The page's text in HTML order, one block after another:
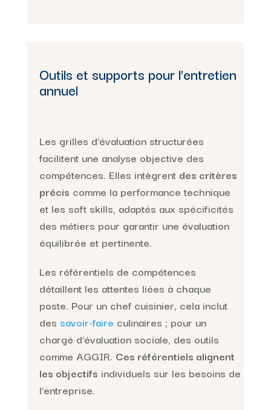
Outils et supports pour l’entretien
annuel
Les grilles d’évaluation structurées
facilitent une analyse objective des
compétences. Elles intègrent des critères
précis comme la performance technique
et les soft skills, adaptés aux spécificités
des métiers pour garantir une évaluation
équilibrée et pertinente.
Les référentiels de compétences
détaillent les attentes liées à chaque
poste. Pour un chef cuisinier, cela inclut
des savoir-faire culinaires ; pour un
chargé d’évaluation sociale, des outils
comme AGGIR. Ces référentiels alignent
les objectifs individuels sur les besoins de
l’entreprise.